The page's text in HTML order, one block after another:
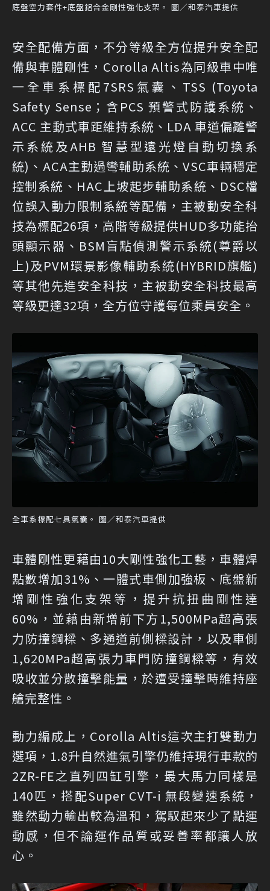
底盤空力套件+底盤鋁合金剛性強化支架。 圖／和泰汽車提供
安全配備方面，不分等級全方位提升安全配
備與車體剛性，Corolla Altis為同級車中唯
一全車系標配7SRS氣囊、TSS (Toyota
Safety Sense；含PCS 預警式防護系統、
ACC 主動式車距維持系統、LDA 車道偏離警
示系統及AHB 智慧型遠光燈自動切換系
統)、ACA主動過彎輔助系統、VSC車輛穩定
控制系統、HAC上坡起步輔助系統、DSC檔
位誤入動力限制系統等配備，主被動安全科
技為標配26項，高階等級提供HUD多功能抬
頭顯示器、BSM盲點偵測警示系統(尊爵以
上)及PVM環景影像輔助系統(HYBRID旗艦)
等其他先進安全科技，主被動安全科技最高
等級更達32項，全方位守護每位乘員安全。
全車系標配七具氣囊。 圖／和泰汽車提供
車體剛性更藉由10大剛性強化工藝，車體焊
點數增加31%、一體式車側加強板、底盤新
增剛性強化支架等，提升抗扭曲剛性達
60%，並藉由新增前下方1,500MPa超高張
力防撞鋼樑、多通道前側樑設計，以及車側
1,620MPa超高張力車門防撞鋼樑等，有效
吸收並分散撞擊能量，於遭受撞擊時維持座
艙完整性。
動力編成上，Corolla Altis這次主打雙動力
選項，1.8升自然進氣引擎仍維持現行車款的
2ZR-FE之直列四缸引擎，最大馬力同樣是
140匹，搭配Super CVT-i 無段變速系統，
雖然動力輸出較為溫和，駕馭起來少了點運
動感，但不論運作品質或妥善率都讓人放
心。